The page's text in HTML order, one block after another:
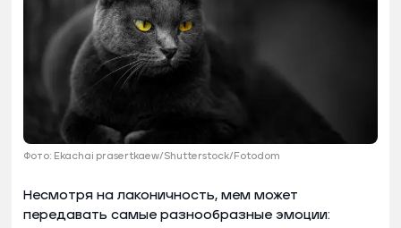
Фото: Ekachai prasertkaew/Shutterstock/Fotodom
Несмотря на лаконичность, мем может
передавать самые разнообразные эмоции: